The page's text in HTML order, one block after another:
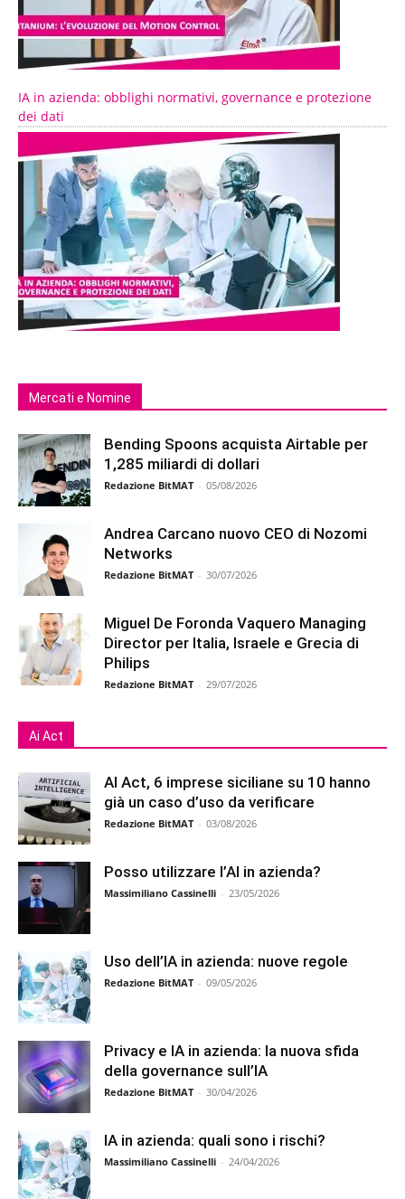
IA in azienda: obblighi normativi, governance e protezione
dei dati
Mercati e Nomine
Bending Spoons acquista Airtable per
1,285 miliardi di dollari
Redazione BitMAT - 05/08/2026
Andrea Carcano nuovo CEO di Nozomi
Networks
Redazione BitMAT - 30/07/2026
Miguel De Foronda Vaquero Managing
Director per Italia, Israele e Grecia di
Philips
Redazione BitMAT - 29/07/2026
Ai Act
AI Act, 6 imprese siciliane su 10 hanno
già un caso d’uso da verificare
Redazione BitMAT - 03/08/2026
Posso utilizzare l’AI in azienda?
Massimiliano Cassinelli - 23/05/2026
Uso dell’IA in azienda: nuove regole
Redazione BitMAT - 09/05/2026
Privacy e IA in azienda: la nuova sfida
della governance sull’IA
Redazione BitMAT - 30/04/2026
IA in azienda: quali sono i rischi?
Massimiliano Cassinelli - 24/04/2026